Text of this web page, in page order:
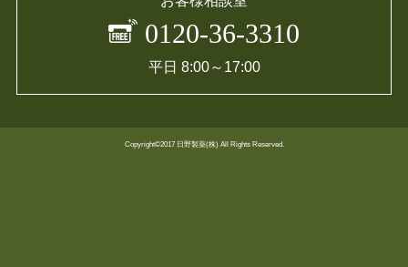
0120-36-3310
平日 8:00～17:00
Copyright©2017 日野製薬(株) All Rights Reserved.